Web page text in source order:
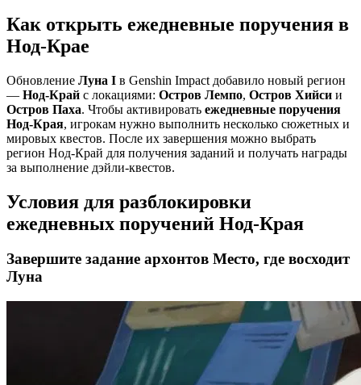
Как открыть ежедневные поручения в
Нод-Крае
Обновление Луна I в Genshin Impact добавило новый регион
— Нод-Край с локациями: Остров Лемпо, Остров Хийси и
Остров Паха. Чтобы активировать ежедневные поручения
Нод-Края, игрокам нужно выполнить несколько сюжетных и
мировых квестов. После их завершения можно выбрать
регион Нод-Край для получения заданий и получать награды
за выполнение дэйли-квестов.
Условия для разблокировки
ежедневных поручений Нод-Края
Завершите задание архонтов Место, где восходит
Луна